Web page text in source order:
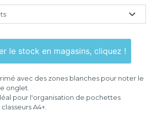
Pour vérifier le stock en magasins, cliquez !
avec des zones blanches pour noter le
onglet.
pour l'organisation de pochettes
A4+.